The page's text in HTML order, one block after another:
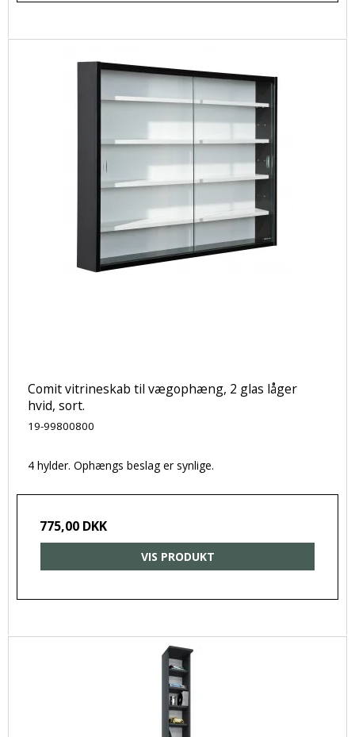
Comit vitrineskab til vægophæng, 2 glas låger
hvid, sort.
19-99800800
4 hylder. Ophængs beslag er synlige.
775,00 DKK
VIS PRODUKT